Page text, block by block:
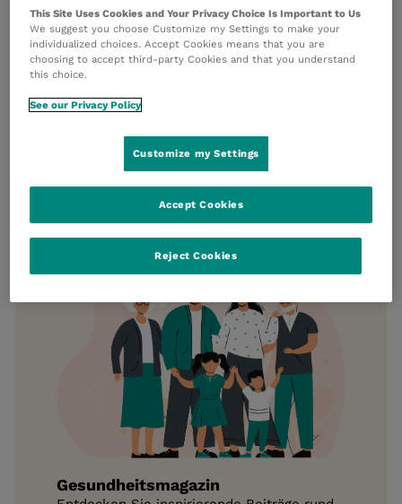
Krankheiten von A-Z
Lesen Sie das Wichtigste über
verschiedene Krankheiten und deren
Behandlung. Einfach verständlich erklärt.
Gesundheitsmagazin
This Site Uses Cookies and Your Privacy Choice Is Important to Us
We suggest you choose Customize my Settings to make your
individualized choices. Accept Cookies means that you are
choosing to accept third-party Cookies and that you understand
this choice.
See our Privacy Policy
Customize my Settings
Reject Cookies
Accept Cookies